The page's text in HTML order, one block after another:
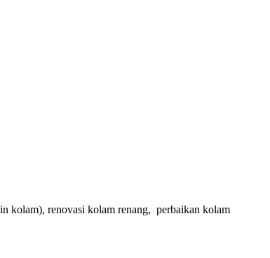
kolam), renovasi kolam renang, perbaikan kolam